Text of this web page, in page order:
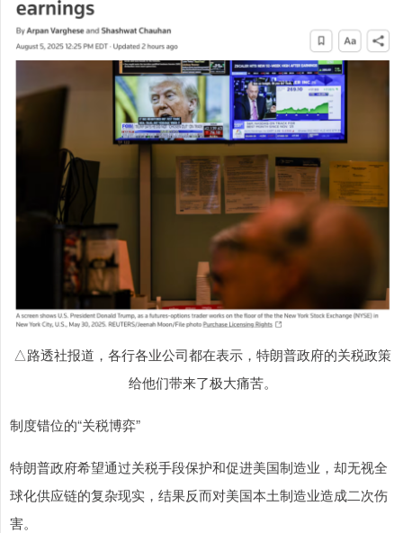
△路透社报道，各行各业公司都在表示，特朗普政府的关税政策
给他们带来了极大痛苦。
制度错位的“关税博弈”
特朗普政府希望通过关税手段保护和促进美国制造业，却无视全
球化供应链的复杂现实，结果反而对美国本土制造业造成二次伤
害。